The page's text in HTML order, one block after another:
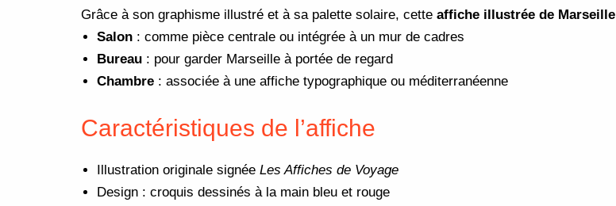
Grâce à son graphisme illustré et à sa palette solaire, cette affiche illustrée de Marseille
Salon : comme pièce centrale ou intégrée à un mur de cadres
Bureau : pour garder Marseille à portée de regard
Chambre : associée à une affiche typographique ou méditerranéenne
Caractéristiques de l’affiche
Illustration originale signée Les Affiches de Voyage
Design : croquis dessinés à la main bleu et rouge